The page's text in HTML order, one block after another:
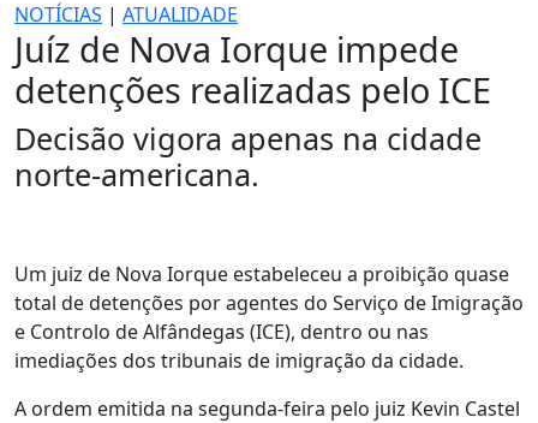
NOTÍCIAS | ATUALIDADE
Juíz de Nova Iorque impede
detenções realizadas pelo ICE
Decisão vigora apenas na cidade
norte-americana.
Um juiz de Nova Iorque estabeleceu a proibição quase
total de detenções por agentes do Serviço de Imigração
e Controlo de Alfândegas (ICE), dentro ou nas
imediações dos tribunais de imigração da cidade.
A ordem emitida na segunda-feira pelo juiz Kevin Castel